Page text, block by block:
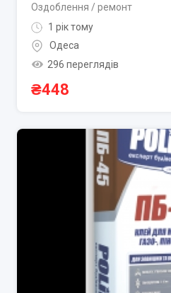
Оздоблення / ремонт
1 рік тому
Одеса
296 переглядів
₴448